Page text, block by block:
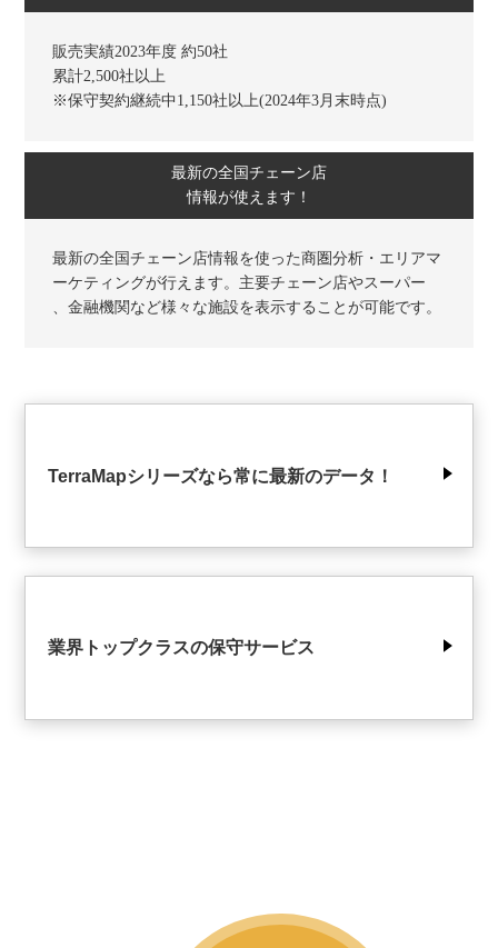
販売実績2023年度 約50社
累計2,500社以上
※保守契約継続中1,150社以上(2024年3月末時点)
最新の全国チェーン店
情報が使えます！
最新の全国チェーン店情報を使った商圏分析・エリアマ
ーケティングが行えます。主要チェーン店やスーパー
、金融機関など様々な施設を表示することが可能です。
TerraMapシリーズなら常に最新のデータ！
業界トップクラスの保守サービス